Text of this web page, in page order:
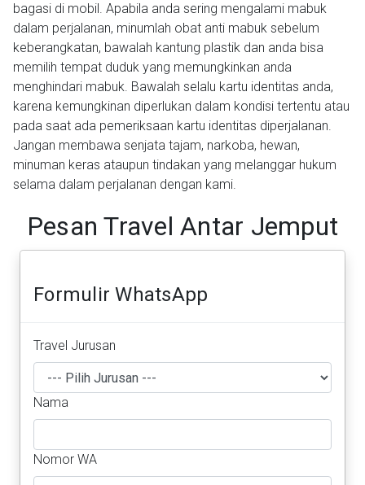
bagasi di mobil. Apabila anda sering mengalami mabuk
dalam perjalanan, minumlah obat anti mabuk sebelum
keberangkatan, bawalah kantung plastik dan anda bisa
memilih tempat duduk yang memungkinkan anda
menghindari mabuk. Bawalah selalu kartu identitas anda,
karena kemungkinan diperlukan dalam kondisi tertentu atau
pada saat ada pemeriksaan kartu identitas diperjalanan.
Jangan membawa senjata tajam, narkoba, hewan,
minuman keras ataupun tindakan yang melanggar hukum
selama dalam perjalanan dengan kami.
Pesan Travel Antar Jemput
Formulir WhatsApp
Travel Jurusan
Nama
Nomor WA